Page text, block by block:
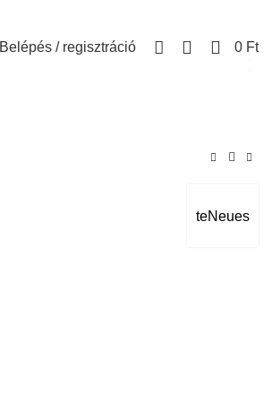
Belépés / regisztráció 0 Ft
teNeues